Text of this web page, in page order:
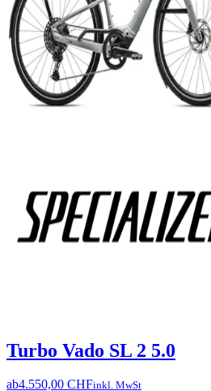
Turbo Vado SL 2 5.0
ab4.550,00 CHFinkl. MwSt